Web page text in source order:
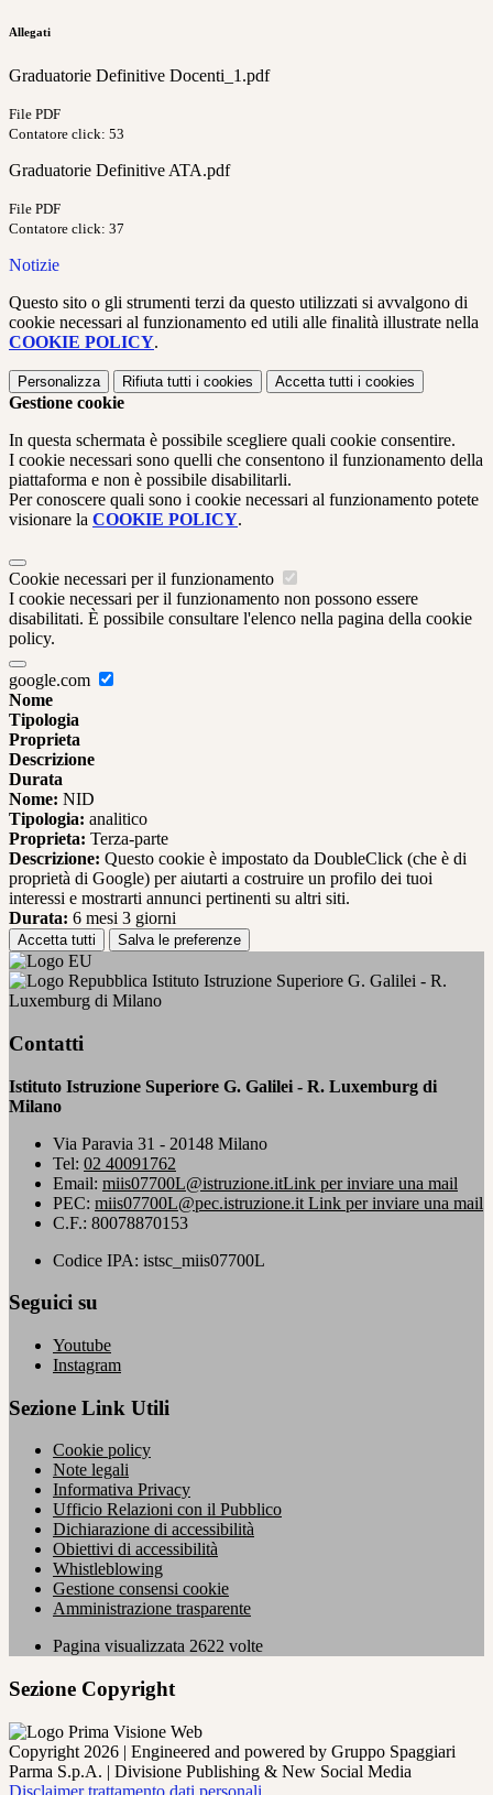
Allegati
Graduatorie Definitive Docenti_1.pdf
File PDF
Contatore click: 53
Graduatorie Definitive ATA.pdf
File PDF
Contatore click: 37
Notizie
Questo sito o gli strumenti terzi da questo utilizzati si avvalgono di
cookie necessari al funzionamento ed utili alle finalità illustrate nella
COOKIE POLICY.
Personalizza Rifiuta tutti i cookies Accetta tutti i cookies
Gestione cookie
In questa schermata è possibile scegliere quali cookie consentire.
I cookie necessari sono quelli che consentono il funzionamento della
piattaforma e non è possibile disabilitarli.
Per conoscere quali sono i cookie necessari al funzionamento potete
visionare la COOKIE POLICY.
Cookie necessari per il funzionamento
I cookie necessari per il funzionamento non possono essere
disabilitati. È possibile consultare l'elenco nella pagina della cookie
policy.
google.com
Nome
Tipologia
Proprieta
Descrizione
Durata
Nome: NID
Tipologia: analitico
Proprieta: Terza-parte
Descrizione: Questo cookie è impostato da DoubleClick (che è di
proprietà di Google) per aiutarti a costruire un profilo dei tuoi
interessi e mostrarti annunci pertinenti su altri siti.
Durata: 6 mesi 3 giorni
Accetta tutti Salva le preferenze
Istituto Istruzione Superiore G. Galilei - R.
Luxemburg di Milano
Contatti
Istituto Istruzione Superiore G. Galilei - R. Luxemburg di
Milano
Via Paravia 31 - 20148 Milano
Tel: 02 40091762
Email: miis07700L@istruzione.itLink per inviare una mail
PEC: miis07700L@pec.istruzione.it Link per inviare una mail
C.F.: 80078870153
Codice IPA: istsc_miis07700L
Seguici su
Youtube
Instagram
Sezione Link Utili
Cookie policy
Note legali
Informativa Privacy
Ufficio Relazioni con il Pubblico
Dichiarazione di accessibilità
Obiettivi di accessibilità
Whistleblowing
Gestione consensi cookie
Amministrazione trasparente
Pagina visualizzata 2622 volte
Sezione Copyright
Copyright 2026 | Engineered and powered by Gruppo Spaggiari
Parma S.p.A. | Divisione Publishing & New Social Media
Disclaimer trattamento dati personali